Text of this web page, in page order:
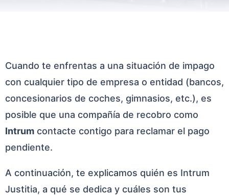
Cuando te enfrentas a una situación de impago
con cualquier tipo de empresa o entidad (bancos,
concesionarios de coches, gimnasios, etc.), es
posible que una compañía de recobro como
Intrum contacte contigo para reclamar el pago
pendiente.
A continuación, te explicamos quién es Intrum
Justitia, a qué se dedica y cuáles son tus